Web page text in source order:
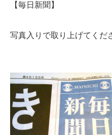
【毎日新聞】
写真入りで取り上げてくだ